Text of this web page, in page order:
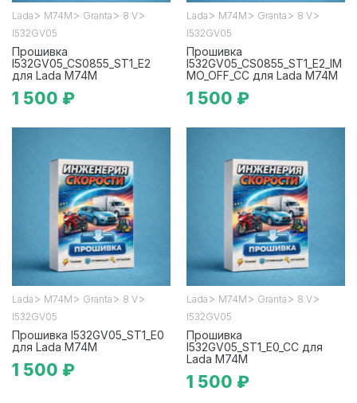
Lada > М74М > Granta > 8 V>
I532GV05
Прошивка
I532GV05_CS0855_ST1_E2
для Lada М74М
1 500 ₽
Lada > М74М > Granta > 8 V>
I532GV05
Прошивка
I532GV05_CS0855_ST1_E2_IM
MO_OFF_CC для Lada М74М
1 500 ₽
Lada > М74М > Granta > 8 V>
I532GV05
Прошивка I532GV05_ST1_E0
для Lada М74М
1 500 ₽
Lada > М74М > Granta > 8 V>
I532GV05
Прошивка
I532GV05_ST1_E0_CC для
Lada М74М
1 500 ₽